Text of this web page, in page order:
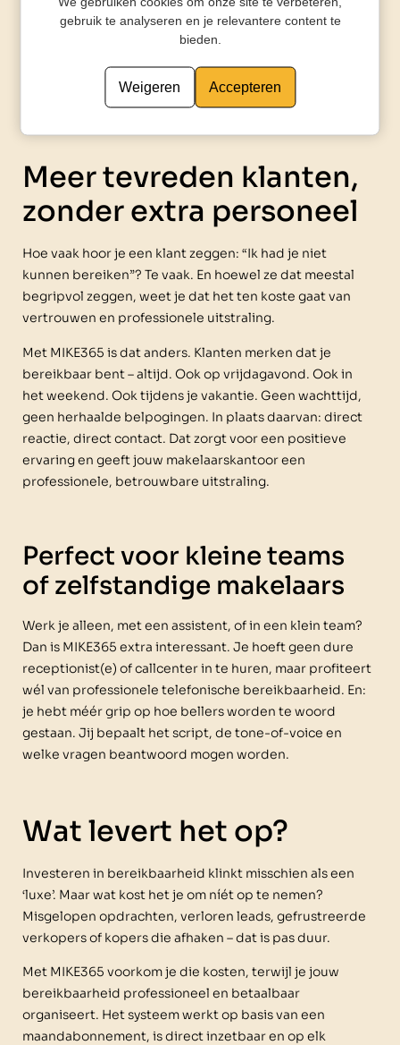
De AI heeft tot wel 3 minuten gesproken tekst tot zijn
dan wat je zelf snel zou noteren tussen afspraken door.
Juist in drukke weken geeft dat rust en overzicht.
Meer tevreden klanten,
zonder extra personeel
Hoe vaak hoor je een klant zeggen: “Ik had je niet
kunnen bereiken”? Te vaak. En hoewel ze dat meestal
begripvol zeggen, weet je dat het ten koste gaat van
vertrouwen en professionele uitstraling.
Met MIKE365 is dat anders. Klanten merken dat je
bereikbaar bent – altijd. Ook op vrijdagavond. Ook in
het weekend. Ook tijdens je vakantie. Geen wachttijd,
geen herhaalde belpogingen. In plaats daarvan: direct
reactie, direct contact. Dat zorgt voor een positieve
ervaring en geeft jouw makelaarskantoor een
professionele, betrouwbare uitstraling.
Perfect voor kleine teams
of zelfstandige makelaars
Werk je alleen, met een assistent, of in een klein team?
Dan is MIKE365 extra interessant. Je hoeft geen dure
receptionist(e) of callcenter in te huren, maar profiteert
wél van professionele telefonische bereikbaarheid. En:
je hebt méér grip op hoe bellers worden te woord
gestaan. Jij bepaalt het script, de tone-of-voice en
welke vragen beantwoord mogen worden.
Wat levert het op?
Investeren in bereikbaarheid klinkt misschien als een
‘luxe’. Maar wat kost het je om níét op te nemen?
Misgelopen opdrachten, verloren leads, gefrustreerde
verkopers of kopers die afhaken – dat is pas duur.
Met MIKE365 voorkom je die kosten, terwijl je jouw
bereikbaarheid professioneel en betaalbaar
organiseert. Het systeem werkt op basis van een
maandabonnement, is direct inzetbaar en op elk
gebruik te analyseren en je relevantere content te
bieden.
Weigeren Accepteren